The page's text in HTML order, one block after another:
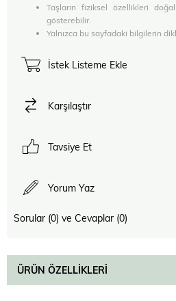
Taşların fiziksel özellikleri
gösterebilir.
Yalnızca bu sayfadaki bilgilerin
İstek Listeme Ekle
Karşılaştır
Tavsiye Et
Yorum Yaz
Sorular (0) ve Cevaplar (0)
ÜRÜN ÖZELLIKLERI